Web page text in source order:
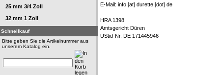
25 mm 3/4 Zoll
32 mm 1 Zoll
Schnellkauf
Bitte geben Sie die Artikelnummer aus
unserem Katalog ein.
E-Mail: info [at] durette [dot] de
HRA 1398
Amtsgericht Düren
UStid-Nr. DE 171445946